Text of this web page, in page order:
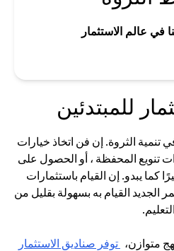
في عالم الاستثمار
للمبتدئين
تنمية الثروة. إن فن اتخاذ خيارات
تنويع المحفظة ، أو الحصول على
يبدو. إن القيام باستثمارات
القيام به بسهولة بقليل من
التعليم.
متوازن، توفر صناديق الاستثمار